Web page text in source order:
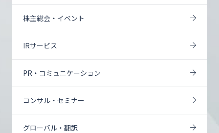
株主総会・イベント
IRサービス
PR・コミュニケーション
コンサル・セミナー
グローバル・翻訳